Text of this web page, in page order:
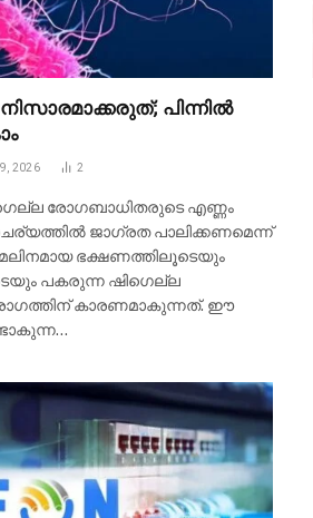
പിന്നിൽ
2026 2
രോഗബാധിതരുടെ എണ്ണം
ജാഗ്രത പാലിക്കണമെന്ന്
ഭക്ഷണത്തിലൂടെയും
പകരുന്ന ഷിഗെല്ല
കാരണമാകുന്നത്. ഈ